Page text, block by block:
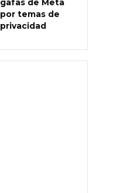
por temas de
privacidad